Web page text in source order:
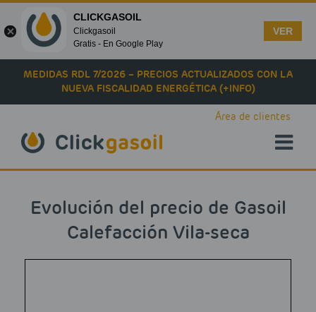
Skip to main content
MEDIDAS RDL 7/2026 – PRECIOS ACTUALIZADOS CON LA
NUEVA FISCALIDAD ENERGÉTICA (+INFO)
Área de clientes
Evolución del precio de Gasoil
Calefacción Vila-seca
CLICKGASOIL
Clickgasoil
Gratis - En Google Play
VER